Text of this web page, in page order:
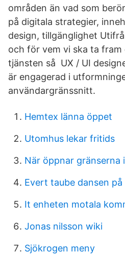
områden än vad som
på digitala strategier,
design, tillgänglighet
och för vem vi ska ta fram
tjänsten så UX / UI
är engagerad i
användargränssnitt.
Hemtex länna öppet
Utomhus lekar fritids
När öppnar gränserna
Evert taube dansen på
It enheten motala
Jonas nilsson wiki
Sjökrogen meny